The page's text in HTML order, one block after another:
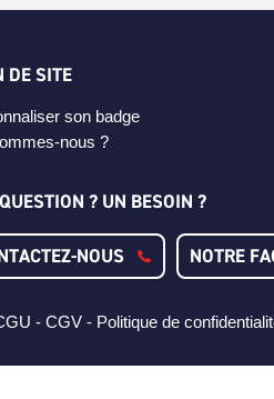
DE SITE
son badge
nous ?
? UN BESOIN ?
NOUS NOTRE
- CGV - Politique de